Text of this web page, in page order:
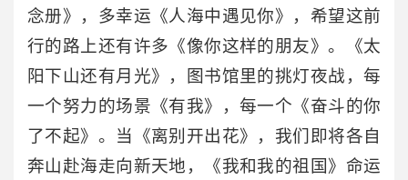
念册》，多幸运《人海中遇见你》，希望这前
行的路上还有许多《像你这样的朋友》。《太
阳下山还有月光》，图书馆里的挑灯夜战，每
一个努力的场景《有我》，每一个《奋斗的你
了不起》。当《离别开出花》，我们即将各自
奔山赴海走向新天地，《我和我的祖国》命运